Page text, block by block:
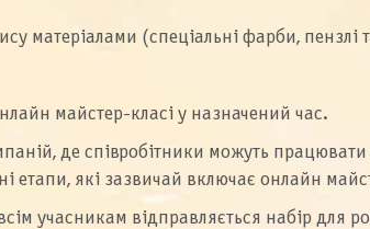
матеріалами (спеціальні фарби, пензлі
майстер-класі у назначений час.
де співробітники можуть працювати
етапи, які зазвичай включає онлайн
учасникам відправляється набір для